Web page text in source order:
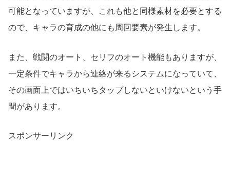
可能となっていますが、これも他と同様素材を必要とする
ので、キャラの育成の他にも周回要素が発生します。
また、戦闘のオート、セリフのオート機能もありますが、
一定条件でキャラから連絡が来るシステムになっていて、
その画面上ではいちいちタップしないといけないという手
間があります。
スポンサーリンク